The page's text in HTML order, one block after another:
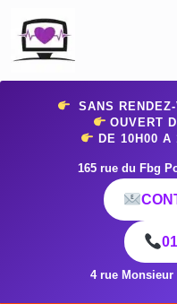
SANS
OUVERT
DE 10H00 A
165 rue du Fbg
4 rue Monsieur